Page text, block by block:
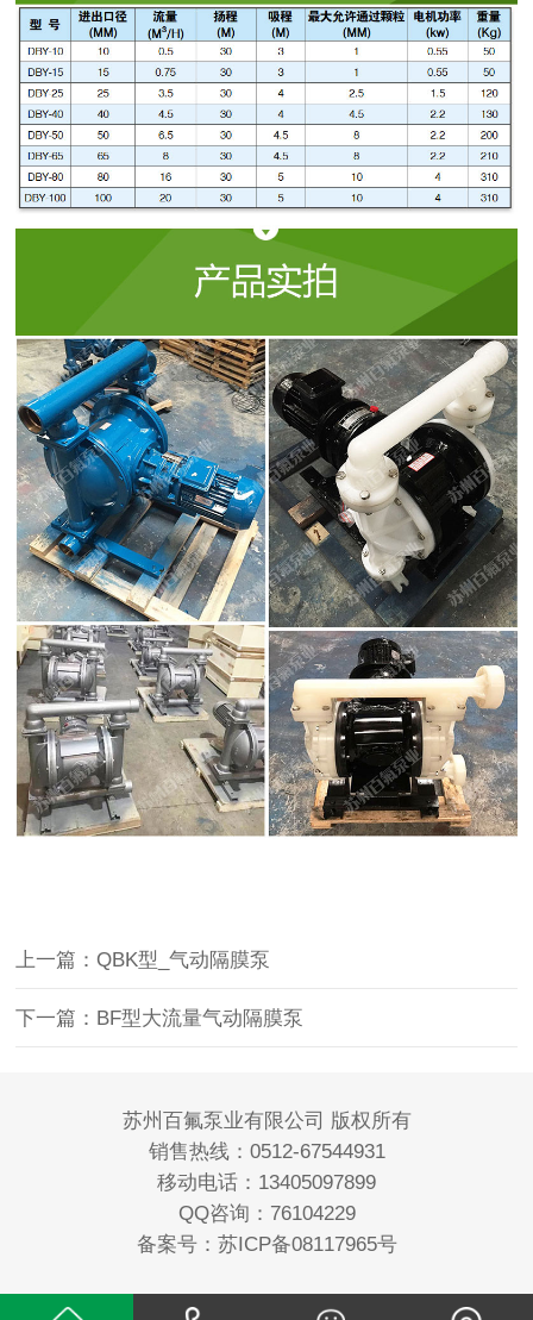
上一篇：QBK型_气动隔膜泵
下一篇：BF型大流量气动隔膜泵
苏州百氟泵业有限公司 版权所有
销售热线：0512-67544931
移动电话：13405097899
QQ咨询：76104229
备案号： 苏ICP备08117965号